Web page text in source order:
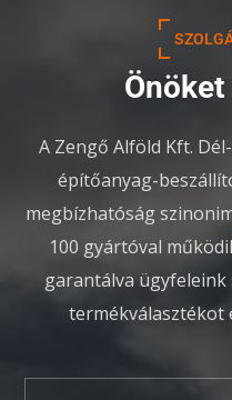
A Zengő Alföld Kft.
építőanyag-
megbízhatóság
100 gyártóval
garantálva ügyfeleink
termékválasztékot